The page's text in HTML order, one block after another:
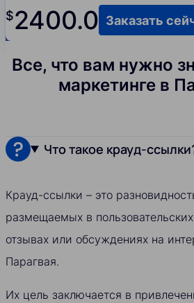
$2400.0 Заказать
Все, что вам нужно
маркетинге в
Что такое крауд-
Крауд-ссылки – это
размещаемых в
отзывах или обсуждениях на
Парагвая.
Их цель заключается в